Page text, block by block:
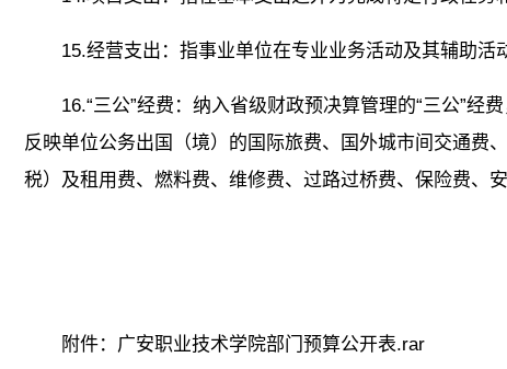
15.经营支出：指事业单位在专业业务活动及其辅助活
16.“三公”经费：纳入省级财政预决算管理的“三公”
反映单位公务出国（境）的国际旅费、国外城市间交通费
税）及租用费、燃料费、维修费、过路过桥费、保险费、
附件：广安职业技术学院部门预算公开表.rar